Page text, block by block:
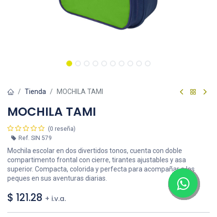
Tienda MOCHILA TAMI
MOCHILA TAMI
(0 reseña)
Ref. SIN 579
Mochila escolar en dos divertidos tonos, cuenta con doble
compartimento frontal con cierre, tirantes ajustables y asa
superior. Compacta, colorida y perfecta para acompañar a los
peques en sus aventuras diarias.
$ 121.28 + i.v.a.